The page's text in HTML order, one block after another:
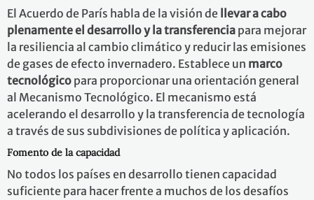
El Acuerdo de París habla de la visión de
llevar a cabo
plenamente el desarrollo y la transferencia para mejorar
la resiliencia al cambio climático y reducir las emisiones
de gases de efecto invernadero. Establece un marco
tecnológico para proporcionar una orientación general
al Mecanismo Tecnológico. El mecanismo está
acelerando el desarrollo y la transferencia de tecnología
a través de sus subdivisiones de política y aplicación.
Fomento de la capacidad
No todos los países en desarrollo tienen capacidad
suficiente para hacer frente a muchos de los desafíos